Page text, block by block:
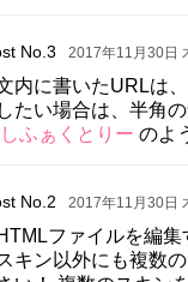
No.3 2017年11月30日
内に書いたURLは
たい場合は、半角
ふぁくとりー のよ
No.2 2017年11月30日
ファイルを編集
キン以外にも複数